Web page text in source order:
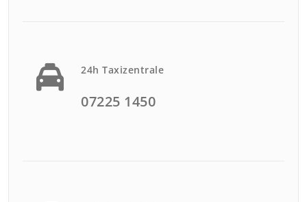
24h Taxizentrale
07225 1450